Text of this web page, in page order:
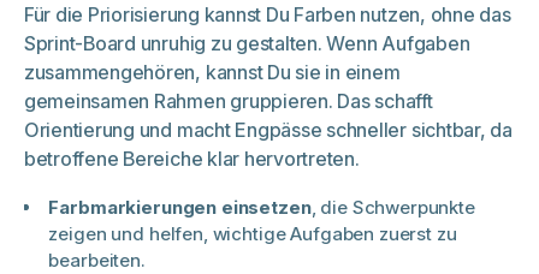
Für die Priorisierung kannst Du Farben nutzen, ohne das
Sprint-Board unruhig zu gestalten. Wenn Aufgaben
zusammengehören, kannst Du sie in einem
gemeinsamen Rahmen gruppieren. Das schafft
Orientierung und macht Engpässe schneller sichtbar, da
betroffene Bereiche klar hervortreten.
Farbmarkierungen einsetzen, die Schwerpunkte
zeigen und helfen, wichtige Aufgaben zuerst zu
bearbeiten.